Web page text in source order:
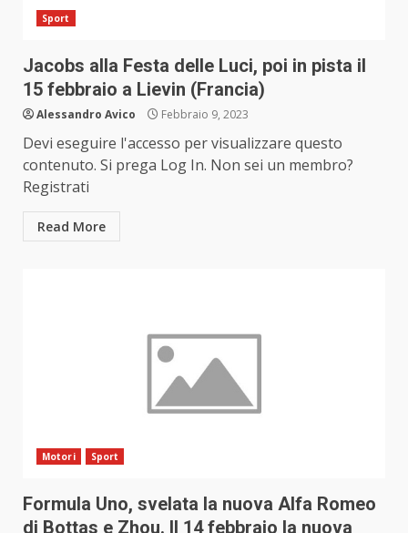
Sport
Jacobs alla Festa delle Luci, poi in pista il
15 febbraio a Lievin (Francia)
Alessandro Avico Febbraio 9, 2023
Devi eseguire l'accesso per visualizzare questo
contenuto. Si prega Log In. Non sei un membro?
Registrati
Read More
Motori Sport
Formula Uno, svelata la nuova Alfa Romeo
di Bottas e Zhou. Il 14 febbraio la nuova